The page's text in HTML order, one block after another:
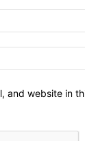
and website in